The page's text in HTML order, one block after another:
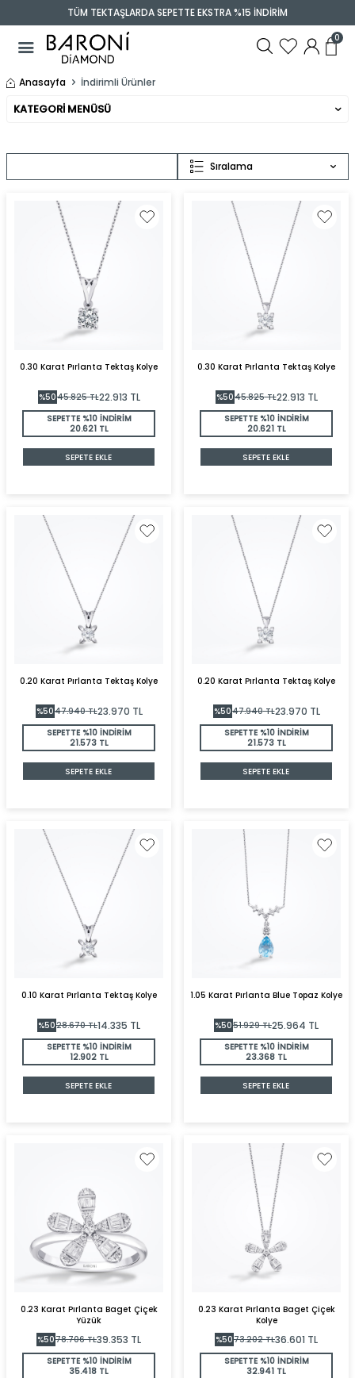
TÜM TEKTAŞLARDA SEPETTE EKSTRA %15 İNDİRİM
0
Anasayfa İndirimli Ürünler
KATEGORI MENÜSÜ
Sıralama
0.30 Karat Pırlanta Tektaş Kolye
%5045.825TL22.913 TL
SEPETTE %10 İNDİRİM
20.621 TL
SEPETE EKLE
0.30 Karat Pırlanta Tektaş Kolye
%5045.825TL22.913 TL
SEPETTE %10 İNDİRİM
20.621 TL
SEPETE EKLE
0.20 Karat Pırlanta Tektaş Kolye
%5047.940TL23.970 TL
SEPETTE %10 İNDİRİM
21.573 TL
SEPETE EKLE
0.20 Karat Pırlanta Tektaş Kolye
%5047.940TL23.970 TL
SEPETTE %10 İNDİRİM
21.573 TL
SEPETE EKLE
0.10 Karat Pırlanta Tektaş Kolye
%5028.670TL14.335 TL
SEPETTE %10 İNDİRİM
12.902 TL
SEPETE EKLE
1.05 Karat Pırlanta Blue Topaz Kolye
%5051.929TL25.964 TL
SEPETTE %10 İNDİRİM
23.368 TL
SEPETE EKLE
0.23 Karat Pırlanta Baget Çiçek
Yüzük
%5078.706TL39.353 TL
SEPETTE %10 İNDİRİM
35.418 TL
0.23 Karat Pırlanta Baget Çiçek
Kolye
%5073.202TL36.601 TL
SEPETTE %10 İNDİRİM
32.941 TL